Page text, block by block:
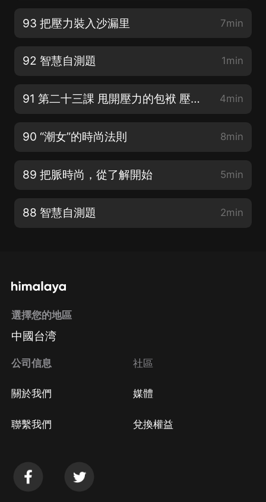
93 把壓力裝入沙漏里 7min
92 智慧自測題 1min
91 第二十三課 甩開壓力的包袱 壓力是一種常態 4min
90 “潮女”的時尚法則 8min
89 把脈時尚，從了解開始 5min
88 智慧自測題 2min
選擇您的地區
中國台湾
公司信息
關於我們
聯繫我們
社區
媒體
兌換權益